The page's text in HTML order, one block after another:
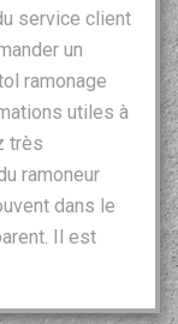
service client
un
ramonage
utiles à
très
ramoneur
dans le
Il est